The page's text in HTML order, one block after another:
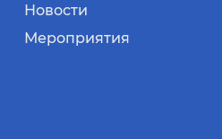
Новости
Мероприятия